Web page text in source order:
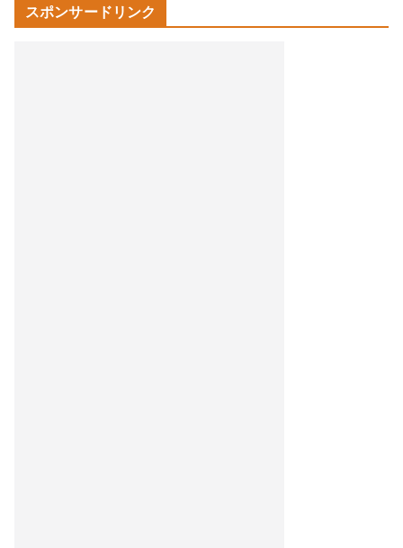
スポンサードリンク